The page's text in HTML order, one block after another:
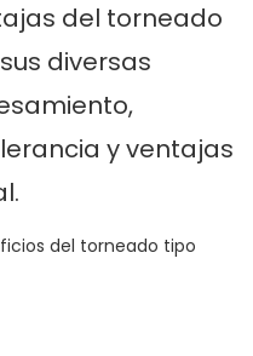
del torneado
diversas
y ventajas